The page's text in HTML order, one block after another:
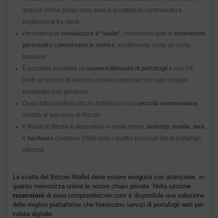
acquisti online (negli shop dove è accettata la criptovaluta) e
trasferimenti tra utenti.
Permettono di visualizzare il “saldo”, monitorano tutte le transazioni
personali e conservano lo storico, esattamente come un conto
bancario.
È possibile installare un numero illimitato di portafogli e non c’è
limite al numero di address (chiavi pubbliche) che ogni singolo
portafoglio può generare.
Quasi tutti portafogli bitcoin trattengono una piccola commissione,
limitata al solo invio di Bitcoin
Il Wallet di Bitcoin è disponibile in molte forme: desktop, mobile, web
e hardware (pendrive USB) sono i quattro principali tipi di portafogli
utilizzati.
La scelta del Bitcoin Wallet deve essere eseguita con attenzione, in
quanto memorizza online le nostre chiavi private. Nella sezione
recensioni di www.comprarebitcoin.com è disponibile una selezione
delle migliori piattaforme che forniscono servizi di portafogli web per
valuta digitale.